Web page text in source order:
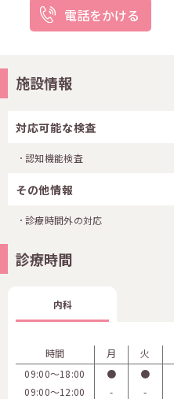
電話をかける
施設情報
対応可能な検査
認知機能検査
その他情報
診療時間外の対応
診療時間
内科
時間 月 火
09:00〜18:00
● ●
09:00〜12:00
- -